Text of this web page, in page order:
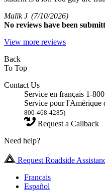
Malik J (7/10/2026)
No reviews have been
View more reviews
Back
To Top
Contact Us
Service en français 1-
Service pour
800-468-4285)
Request a Callback
Need help?
Request Roadside
Français
Español